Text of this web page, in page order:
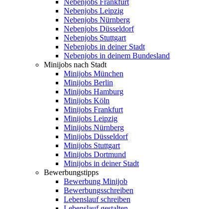
Nebenjobs Frankfurt
Nebenjobs Leipzig
Nebenjobs Nürnberg
Nebenjobs Düsseldorf
Nebenjobs Stuttgart
Nebenjobs in deiner Stadt
Nebenjobs in deinem Bundesland
Minijobs nach Stadt
Minijobs München
Minijobs Berlin
Minijobs Hamburg
Minijobs Köln
Minijobs Frankfurt
Minijobs Leipzig
Minijobs Nürnberg
Minijobs Düsseldorf
Minijobs Stuttgart
Minijobs Dortmund
Minijobs in deiner Stadt
Bewerbungstipps
Bewerbung Minijob
Bewerbungsschreiben
Lebenslauf schreiben